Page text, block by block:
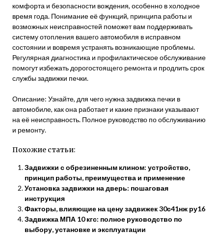
комфорта и безопасности вождения, особенно в холодное
время года. Понимание её функций, принципа работы и
возможных неисправностей поможет вам поддерживать
систему отопления вашего автомобиля в исправном
состоянии и вовремя устранять возникающие проблемы.
Регулярная диагностика и профилактическое обслуживание
помогут избежать дорогостоящего ремонта и продлить срок
службы задвижки печки.
Описание: Узнайте, для чего нужна задвижка печки в
автомобиле, как она работает и какие признаки указывают
на её неисправность. Полное руководство по обслуживанию
и ремонту.
Похожие статьи:
Задвижки с обрезиненным клином: устройство,
принцип работы, преимущества и применение
Установка задвижки на дверь: пошаговая
инструкция
Факторы, влияющие на цену задвижек 30с41нж ру16
Задвижка МПА 10 кгс: полное руководство по
выбору, установке и эксплуатации